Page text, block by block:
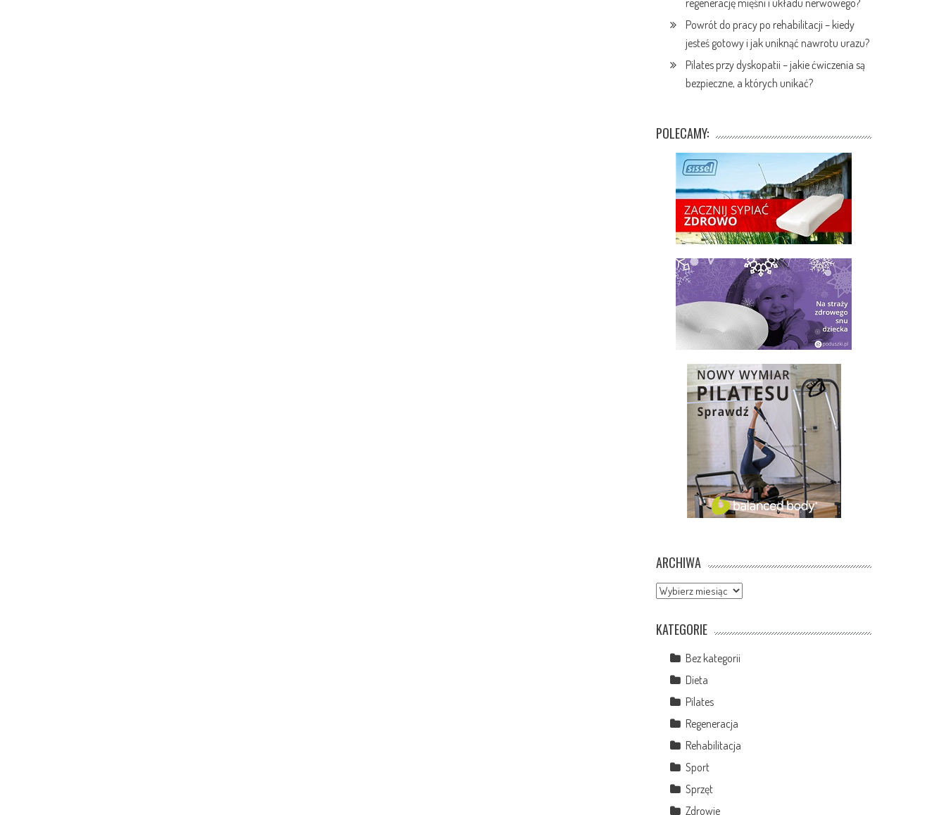
Powrót do pracy po rehabilitacji – kiedy
jesteś gotowy i jak uniknąć nawrotu urazu?
Pilates przy dyskopatii – jakie ćwiczenia są
bezpieczne, a których unikać?
POLECAMY:
ARCHIWA
Archiwa
KATEGORIE
Bez kategorii
Dieta
Pilates
Regeneracja
Rehabilitacja
Sport
Sprzęt
Zdrowie